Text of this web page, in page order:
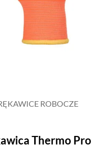
ROBOCZE
Thermo Pro